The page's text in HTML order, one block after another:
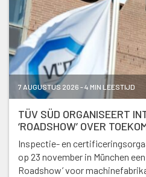
7 AUGUSTUS 2026 - 4 MIN LEESTIJD
TÜV SÜD ORGANISEERT
‘ROADSHOW’ OVER
Inspectie- en
op 23 november in München
Roadshow’ voor